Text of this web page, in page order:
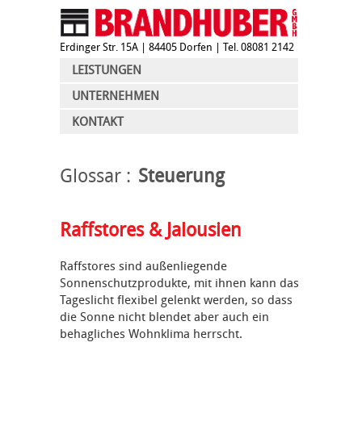
LEISTUNGEN
UNTERNEHMEN
KONTAKT
Glossar Steuerung
Raffstores & Jalousien
Raffstores sind außenliegende
Sonnenschutzprodukte, mit ihnen kann das
Tageslicht flexibel gelenkt werden, so dass
die Sonne nicht blendet aber auch ein
behagliches Wohnklima herrscht.
Erdinger Str. 15A | 84405 Dorfen | Tel. 08081 2142